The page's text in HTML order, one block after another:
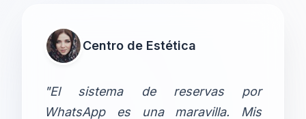
Centro de Estética
"El sistema de reservas por
WhatsApp es una maravilla. Mis